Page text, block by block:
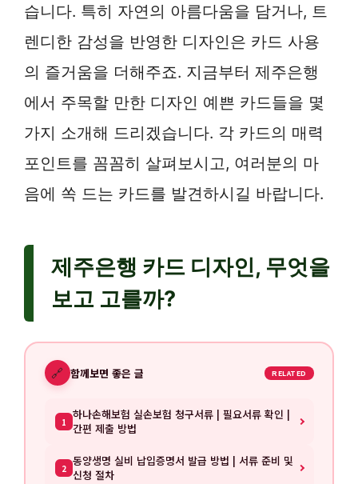
습니다. 특히 자연의 아름다움을 담거나, 트
렌디한 감성을 반영한 디자인은 카드 사용
의 즐거움을 더해주죠. 지금부터 제주은행
에서 주목할 만한 디자인 예쁜 카드들을 몇
가지 소개해 드리겠습니다. 각 카드의 매력
포인트를 꼼꼼히 살펴보시고, 여러분의 마
음에 쏙 드는 카드를 발견하시길 바랍니다.
제주은행 카드 디자인, 무엇을
보고 고를까?
🔗 함께보면 좋은 글 RELATED
1 하나손해보험 실손보험 청구서류 | 필요서류 확인 |
간편 제출 방법
2 동양생명 실비 납입증명서 발급 방법 | 서류 준비 및
신청 절차